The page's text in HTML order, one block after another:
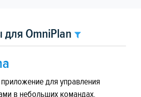
для OmniPlan
для управления
в небольших командах.